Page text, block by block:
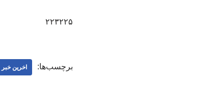
۲۲۳۲۲۵
برچسب‌ها: اخرین خبر